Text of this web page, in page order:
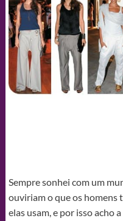
Sempre sonhei com um
ouviriam o que os homens
elas usam, e por isso acho